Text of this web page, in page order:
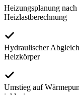
Heizungsplanung
Heizlastberechnung
Hydraulischer
Heizkörper
Umstieg auf